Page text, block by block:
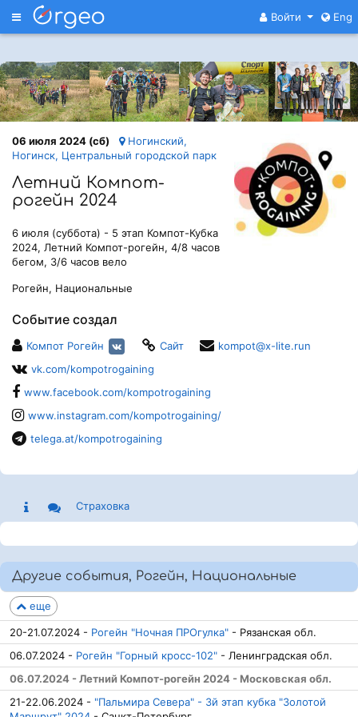
Меню Войти Eng
06 июля 2024 (сб)
Ногинский,
Ногинск, Центральный городской парк
Летний Компот-
рогейн 2024
6 июля (суббота) - 5 этап Компот-Кубка
2024, Летний Компот-рогейн, 4/8 часов
бегом, 3/6 часов вело
Рогейн, Национальные
Событие создал
Компот Рогейн Сайт
kompot@x-lite.run
vk.com/kompotrogaining
www.facebook.com/kompotrogaining
www.instagram.com/kompotrogaining/
telega.at/kompotrogaining
Страховка
Другие события, Рогейн, Национальные
еще
20-21.07.2024 - Рогейн "Ночная ПРОгулка" - Рязанская обл.
06.07.2024 - Рогейн "Горный кросс-102" - Ленинградская обл.
06.07.2024 - Летний Компот-рогейн 2024 - Московская обл.
21-22.06.2024 - "Пальмира Севера" - 3й этап кубка "Золотой